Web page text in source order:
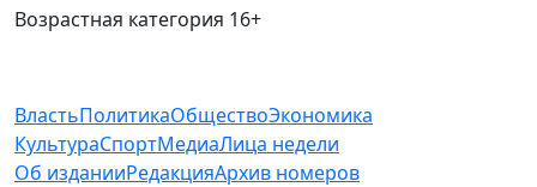
Возрастная категория 16+
ВластьПолитикаОбществоЭкономика
КультураСпортМедиаЛица недели
Об изданииРедакцияАрхив номеров